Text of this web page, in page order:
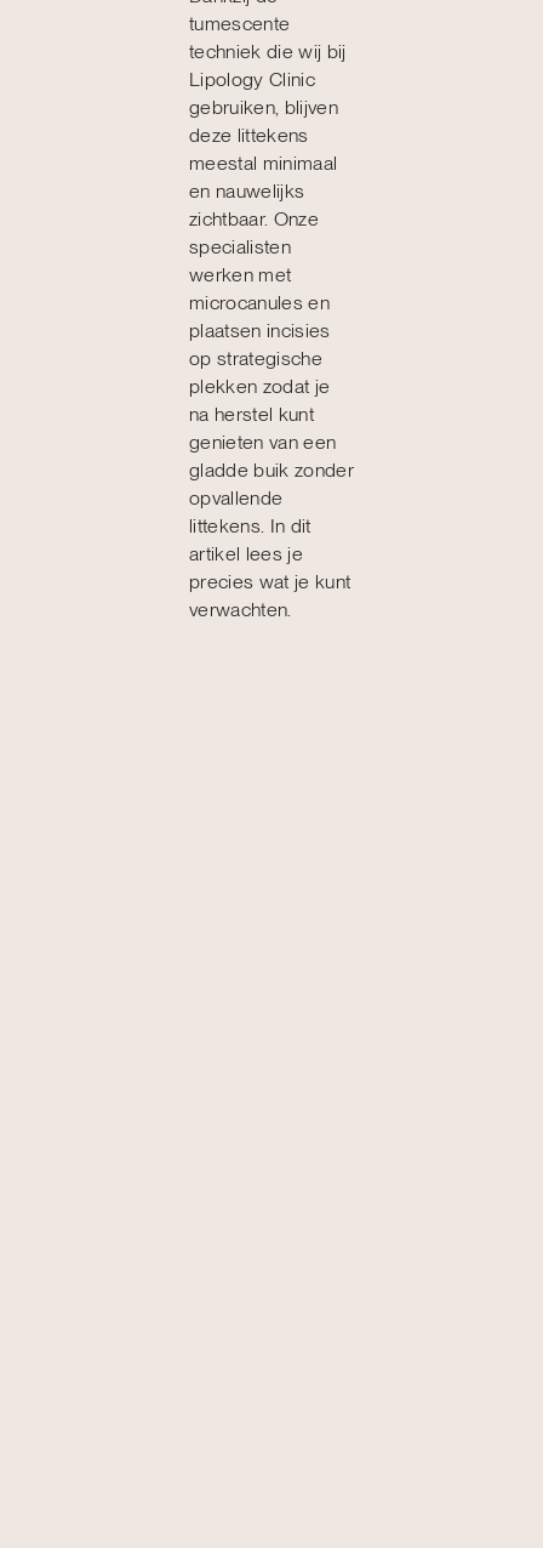
tumescente
techniek die wij bij
Lipology Clinic
gebruiken, blijven
deze littekens
meestal minimaal
en nauwelijks
zichtbaar. Onze
specialisten
werken met
microcanules en
plaatsen incisies
op strategische
plekken zodat je
na herstel kunt
genieten van een
gladde buik zonder
opvallende
littekens. In dit
artikel lees je
precies wat je kunt
verwachten.